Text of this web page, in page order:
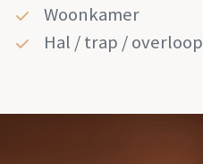
Woonkamer
Hal / trap / overloop